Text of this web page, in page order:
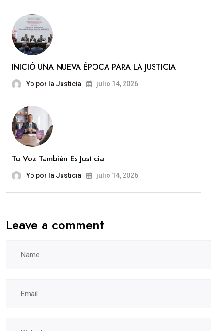
INICIÓ UNA NUEVA ÉPOCA PARA LA JUSTICIA
Yo por la Justicia julio 14, 2026
Tu Voz También Es Justicia
Yo por la Justicia julio 14, 2026
Leave a comment